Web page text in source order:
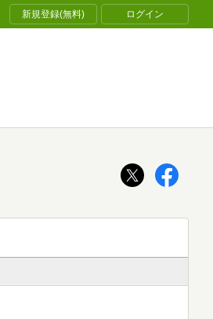
新規登録(無料) ログイン